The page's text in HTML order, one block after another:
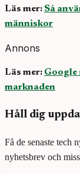
Läs mer: Så
människor
Annons
Läs mer: Google
marknaden
Håll dig
Få de senaste tech
nyhetsbrev och